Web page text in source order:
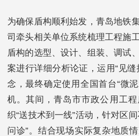
为确保盾构顺利始发，青岛地铁
司牵头相关单位系统梳理工程施
盾构的选型、设计、组装、调试
案进行详细分析论证，运用“见缝
念，最终确定使用全国首台“微
机。其间，青岛市市政公用工
织“送技术到一线”活动，针对区
问诊”。结合现场实际复杂地质